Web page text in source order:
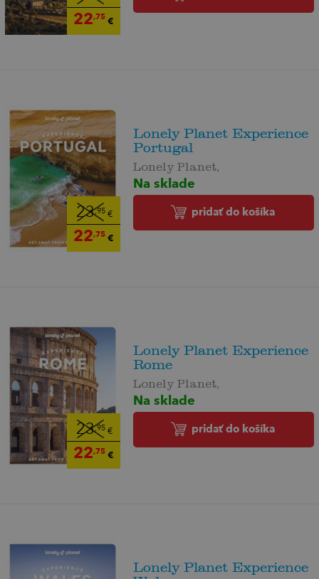
22,75€
23,95€
22,75€
Lonely Planet Experience
Portugal
Lonely Planet,
Na sklade
pridať do košíka
23,95€
22,75€
Lonely Planet Experience
Rome
Lonely Planet,
Na sklade
pridať do košíka
Lonely Planet Experience